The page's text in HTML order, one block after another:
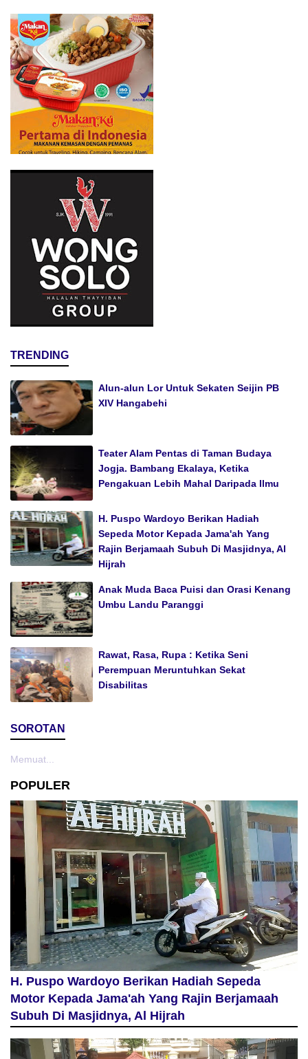
TRENDING
Alun-alun Lor Untuk Sekaten Seijin PB
XIV Hangabehi
Teater Alam Pentas di Taman Budaya
Jogja. Bambang Ekalaya, Ketika
Pengakuan Lebih Mahal Daripada Ilmu
H. Puspo Wardoyo Berikan Hadiah
Sepeda Motor Kepada Jama'ah Yang
Rajin Berjamaah Subuh Di Masjidnya, Al
Hijrah
Anak Muda Baca Puisi dan Orasi Kenang
Umbu Landu Paranggi
Rawat, Rasa, Rupa : Ketika Seni
Perempuan Meruntuhkan Sekat
Disabilitas
SOROTAN
Memuat...
POPULER
H. Puspo Wardoyo Berikan Hadiah Sepeda
Motor Kepada Jama'ah Yang Rajin Berjamaah
Subuh Di Masjidnya, Al Hijrah